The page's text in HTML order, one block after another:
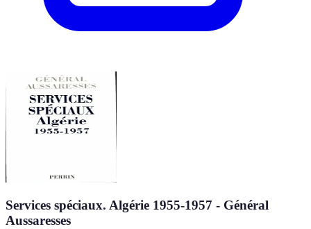
Services spéciaux. Algérie 1955-1957 - Général
Aussaresses